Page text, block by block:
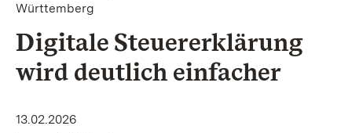
Württemberg
Digitale Steuererklärung
wird deutlich einfacher
13.02.2026